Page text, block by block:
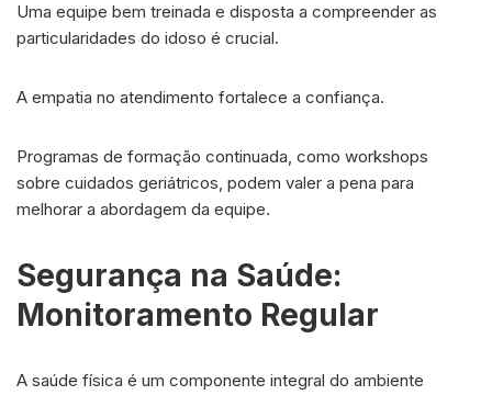
Uma equipe bem treinada e disposta a compreender as
particularidades do idoso é crucial.
A empatia no atendimento fortalece a confiança.
Programas de formação continuada, como workshops
sobre cuidados geriátricos, podem valer a pena para
melhorar a abordagem da equipe.
Segurança na Saúde:
Monitoramento Regular
A saúde física é um componente integral do ambiente